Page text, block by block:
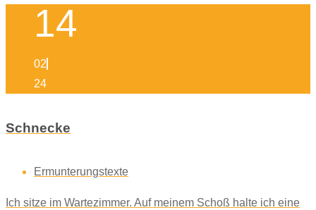
14
02
24
Schnecke
Ermunterungstexte
Ich sitze im Wartezimmer. Auf meinem Schoß halte ich eine